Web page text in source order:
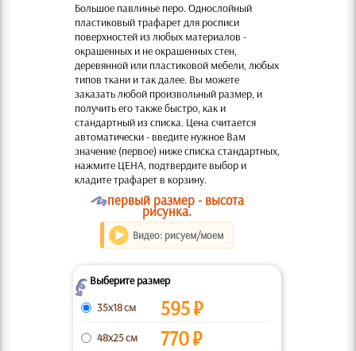
Большое павлинье перо. Однослойный
пластиковый трафарет для росписи
поверхностей из любых материалов -
окрашенных и не окрашенных стен,
деревянной или пластиковой мебели, любых
типов ткани и так далее. Вы можете
заказать любой произвольный размер, и
получить его также быстро, как и
стандартный из списка. Цена считается
автоматически - введите нужное Вам
значение (первое) ниже списка стандартных,
нажмите ЦЕНА, подтвердите выбор и
кладите трафарет в корзину.
Oпервый размер - высота
рисунка.
Видео: рисуем/моем
ZВыберите размер
35x18 см
595₽
48x25 см 770₽